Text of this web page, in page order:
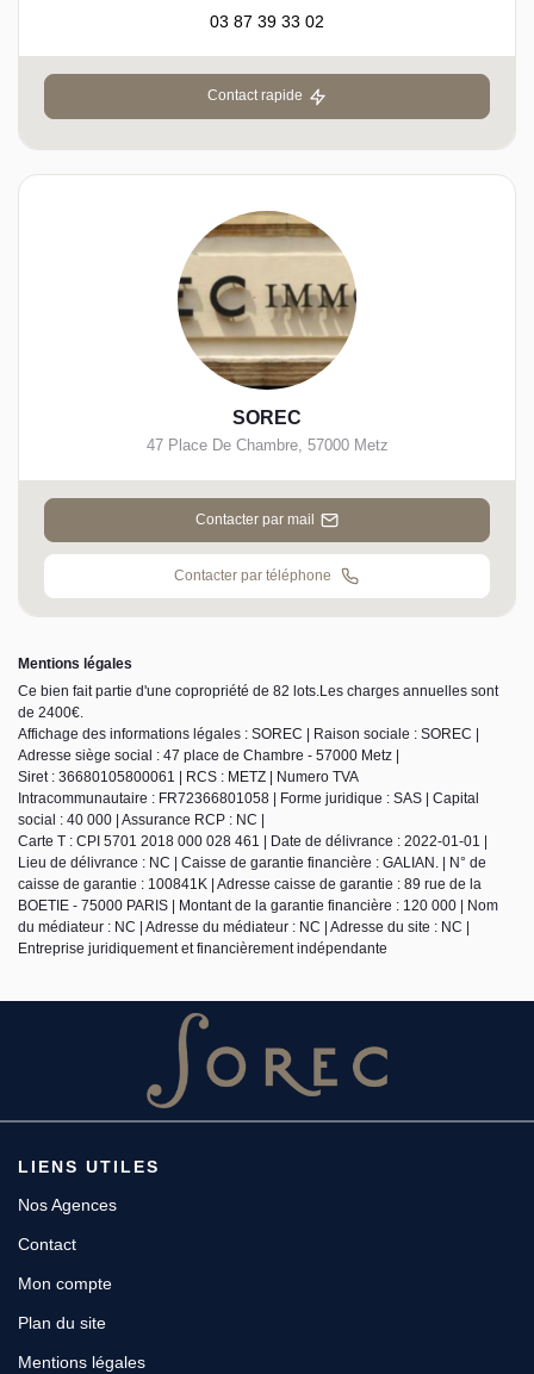
03 87 39 33 02
Contact rapide
SOREC
47 Place De Chambre, 57000 Metz
Contacter par mail
Contacter par téléphone
Mentions légales
Ce bien fait partie d'une copropriété de 82 lots.Les charges annuelles sont
de 2400€.
Affichage des informations légales : SOREC | Raison sociale : SOREC |
Adresse siège social : 47 place de Chambre - 57000 Metz |
Siret : 36680105800061 | RCS : METZ | Numero TVA
Intracommunautaire : FR72366801058 | Forme juridique : SAS | Capital
social : 40 000 | Assurance RCP : NC |
Carte T : CPI 5701 2018 000 028 461 | Date de délivrance : 2022-01-01 |
Lieu de délivrance : NC | Caisse de garantie financière : GALIAN. | N° de
caisse de garantie : 100841K | Adresse caisse de garantie : 89 rue de la
BOETIE - 75000 PARIS | Montant de la garantie financière : 120 000 | Nom
du médiateur : NC | Adresse du médiateur : NC | Adresse du site : NC |
Entreprise juridiquement et financièrement indépendante
LIENS UTILES
Nos Agences
Contact
Mon compte
Plan du site
Mentions légales